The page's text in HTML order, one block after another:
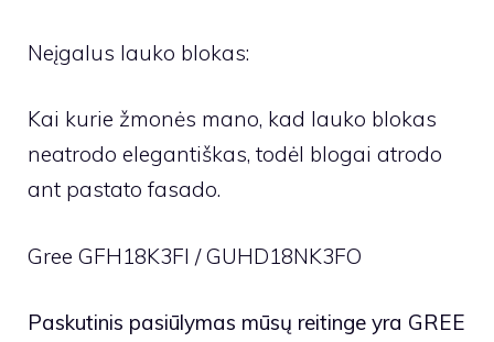
Neįgalus lauko blokas:
Kai kurie žmonės mano, kad lauko blokas
neatrodo elegantiškas, todėl blogai atrodo
ant pastato fasado.
Gree GFH18K3FI / GUHD18NK3FO
Paskutinis pasiūlymas mūsų reitinge yra GREE